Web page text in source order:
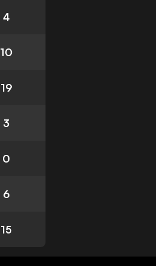
4
10
19
3
0
6
15